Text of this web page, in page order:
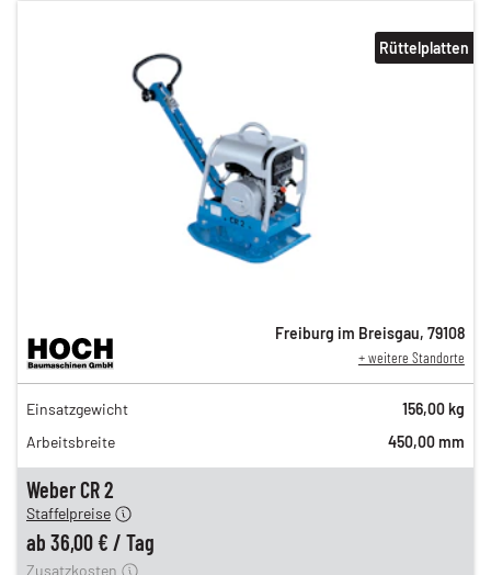
Weber CR 2
61,00 €
49,00 €
42,00 €
Staffelpreise
ab 36,00 € / Tag
12,00 €
Zusatzkosten
Rüttelplatten
Freiburg im Breisgau, 79108
+ weitere Standorte
Einsatzgewicht
156,00 kg
Arbeitsbreite
450,00 mm